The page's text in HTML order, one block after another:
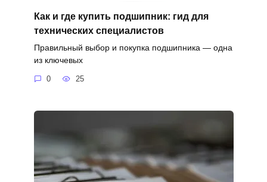
Как и где купить подшипник: гид для
технических специалистов
Правильный выбор и покупка подшипника — одна
из ключевых
0 25